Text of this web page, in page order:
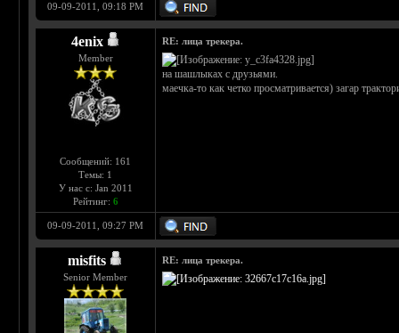
09-09-2011, 09:18 PM
4enix
Member
Сообщений: 161
Темы: 1
У нас с: Jan 2011
Рейтинг: 6
RE: лица трекера.
на шашлыках с друзьями.
маечка-то как четко просматривается) загар
09-09-2011, 09:27 PM
misfits
Senior Member
RE: лица трекера.